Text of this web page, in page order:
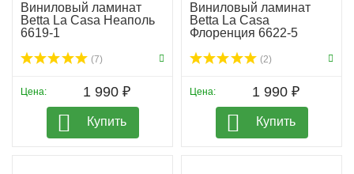
Виниловый ламинат
Betta La Casa Неаполь
6619-1
(7)
Цена: 1 990 ₽
Купить
Виниловый ламинат
Betta La Casa
Флоренция 6622-5
(2)
Цена: 1 990 ₽
Купить